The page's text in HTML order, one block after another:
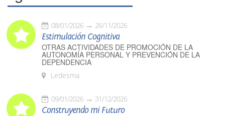
08/01/2026 26/11/2026
Estimulación Cognitiva
OTRAS ACTIVIDADES DE PROMOCIÓN DE LA
AUTONOMÍA PERSONAL Y PREVENCIÓN DE LA
DEPENDENCIA
Ledesma
09/01/2026 31/12/2026
Construyendo mi Futuro